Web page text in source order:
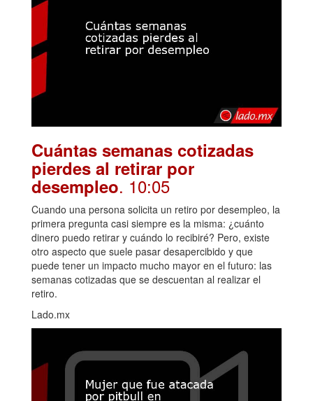
Cuántas semanas cotizadas
pierdes al retirar por
desempleo. 10:05
Cuando una persona solicita un retiro por desempleo, la
primera pregunta casi siempre es la misma: ¿cuánto
dinero puedo retirar y cuándo lo recibiré? Pero, existe
otro aspecto que suele pasar desapercibido y que
puede tener un impacto mucho mayor en el futuro: las
semanas cotizadas que se descuentan al realizar el
retiro.
Lado.mx